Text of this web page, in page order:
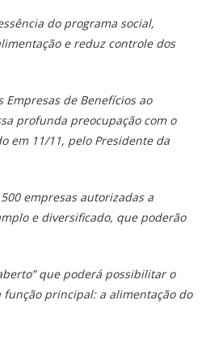
do programa social,
e reduz controle dos
Empresas de Benefícios ao
profunda preocupação com o
em 11/11, pelo Presidente da
empresas autorizadas a
e diversificado, que poderão
que poderá possibilitar o
principal: a alimentação do